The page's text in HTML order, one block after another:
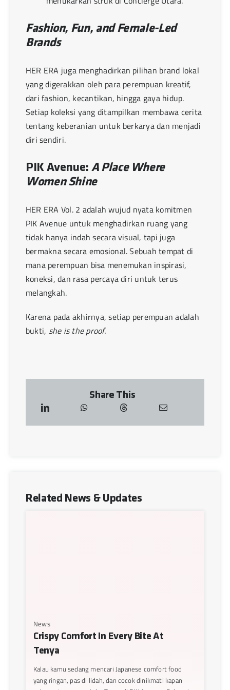
Fashion, Fun, and Female-Led
Brands
HER ERA juga menghadirkan pilihan brand lokal
yang digerakkan oleh para perempuan kreatif,
dari fashion, kecantikan, hingga gaya hidup.
Setiap koleksi yang ditampilkan membawa cerita
tentang keberanian untuk berkarya dan menjadi
diri sendiri.
PIK Avenue: A Place Where
Women Shine
HER ERA Vol. 2 adalah wujud nyata komitmen
PIK Avenue untuk menghadirkan ruang yang
tidak hanya indah secara visual, tapi juga
bermakna secara emosional. Sebuah tempat di
mana perempuan bisa menemukan inspirasi,
koneksi, dan rasa percaya diri untuk terus
melangkah.
Karena pada akhirnya, setiap perempuan adalah
bukti, she is the proof.
Share This
Related News & Updates
News
Crispy Comfort In Every Bite At
Tenya
Kalau kamu sedang mencari Japanese comfort food
yang ringan, pas di lidah, dan cocok dinikmati kapan